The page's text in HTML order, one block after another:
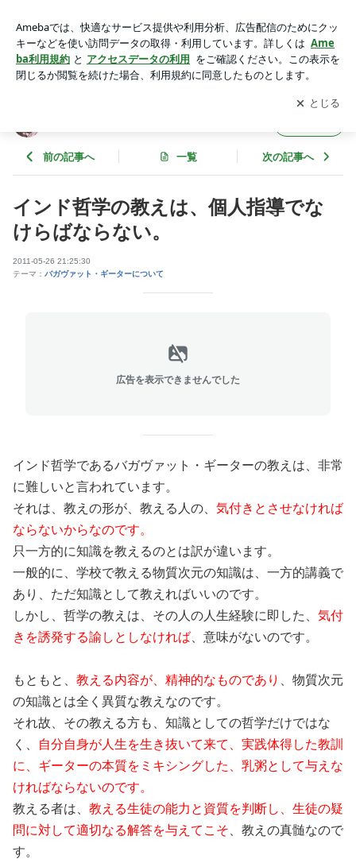
ル・クリシュナ･フミオのブログ
アプリをダウンロードして ブログの更新通知
を受け取りまし
ょう。
開く
前の記事へ 一覧 次の記事へ
インド哲学の教えは、個人指導でな
けらばならない。
2011-05-26 21:25:30
テーマ： バガヴァット・ギーターについて
広告を表示できませんでした
インド哲学であるバガヴァット・ギーターの教えは、非常
に難しいと言われています。
それは、教えの形が、教える人の、 気付きとさせなければ
ならないからなのです。
只一方的に知識を教えるのとは訳が違います。
一般的に、学校で教える物質次元の知識は、一方的講義で
あり、ただ知識として教えればいいのです。
しかし、哲学の教えは、その人の人生経験に即した、 気付
きを誘発する諭しとしなければ 、意味がないのです。
もともと、 教える内容が、精神的なものであり
、物質次元
の知識とは全く異質な教えなのです。
それ故、その教える方も、知識としての哲学だけではな
く、
自分自身が人生を生き抜いて来て、実践体得した教訓
に、ギーターの本質をミキシングした、乳粥として与えな
ければならないのです。
教える者は、 教える生徒の能力と資質を判断し、生徒の疑
問に対して適切なる解答を与えてこそ 、教えの真髄なので
す。